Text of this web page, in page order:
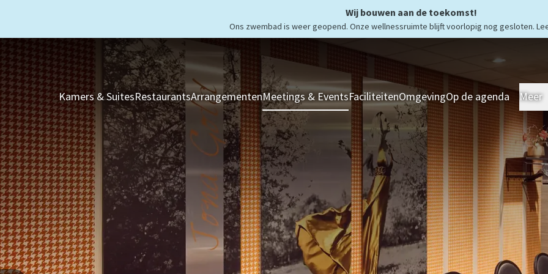
Wij bouwen aan de toekomst!
Ons zwembad is weer geopend. Onze wellnessruimte blijft voorlopig nog gesloten.
Kamers & SuitesRestaurantsArrangementenMeetings & EventsFaciliteitenOmgevingOp de agenda Meer